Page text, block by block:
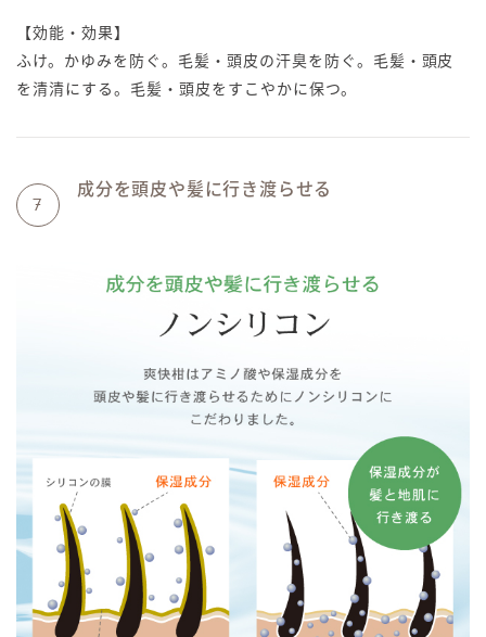
【効能・効果】
ふけ。かゆみを防ぐ。毛髪・頭皮の汗臭を防ぐ。毛髪・頭皮
を清清にする。毛髪・頭皮をすこやかに保つ。
7
成分を頭皮や髪に行き渡らせる